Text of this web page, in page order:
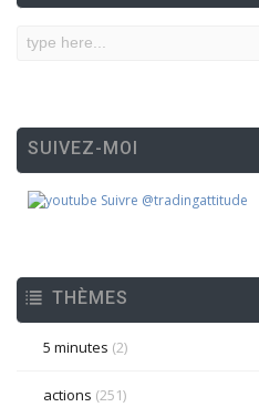
SUIVEZ-MOI
Suivre @tradingattitude
THÈMES
5 minutes (2)
actions (251)